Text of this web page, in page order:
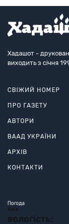
Хадашот -
виходить з січня
СВІЖИЙ НОМЕР
ПРО ГАЗЕТУ
АВТОРИ
ВААД УКРАЇНИ
АРХІВ
КОНТАКТИ
Погода
Київ
вологість: